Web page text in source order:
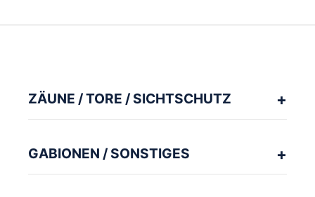
Artikelnr.: ZP26AA
Unser kompetentes Fachpersonal berät Sie gerne zu Ihrer Planung
ZÄUNE / TORE / SICHTSCHUTZ
GABIONEN / SONSTIGES